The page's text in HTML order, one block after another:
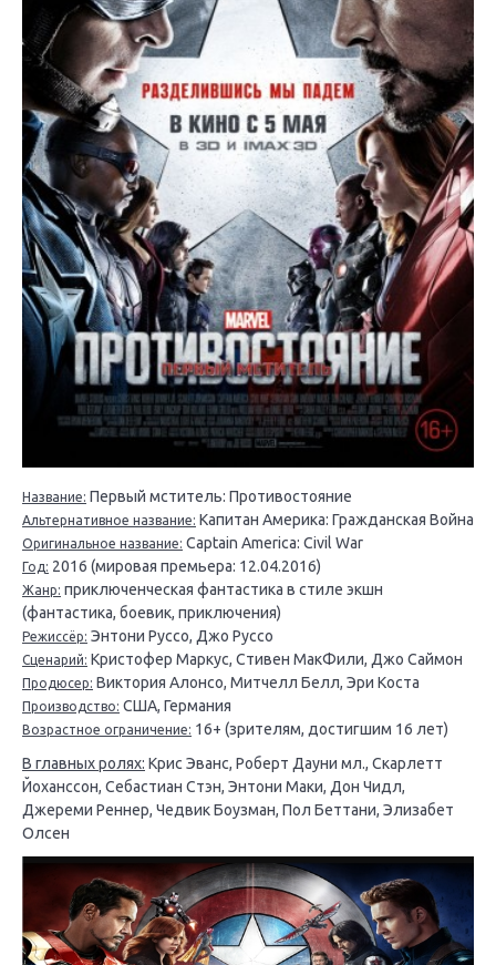
Название: Первый мститель: Противостояние
Альтернативное название: Капитан Америка: Гражданская Война
Оригинальное название: Captain America: Civil War
Год: 2016 (мировая премьера: 12.04.2016)
Жанр: приключенческая фантастика в стиле экшн
(фантастика, боевик, приключения)
Режиссёр: Энтони Руссо, Джо Руссо
Сценарий: Кристофер Маркус, Стивен МакФили, Джо Саймон
Продюсер: Виктория Алонсо, Митчелл Белл, Эри Коста
Производство: США, Германия
Возрастное ограничение: 16+ (зрителям, достигшим 16 лет)
В главных ролях: Крис Эванс, Роберт Дауни мл., Скарлетт
Йоханссон, Себастиан Стэн, Энтони Маки, Дон Чидл,
Джереми Реннер, Чедвик Боузман, Пол Беттани, Элизабет
Олсен